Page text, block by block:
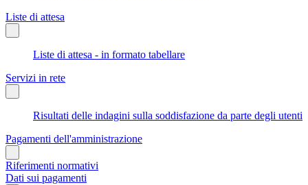
Liste di attesa
Liste di attesa - in formato tabellare
Servizi in rete
Risultati delle indagini sulla soddisfazione da parte degli utenti
Pagamenti dell'amministrazione
Riferimenti normativi
Dati sui pagamenti